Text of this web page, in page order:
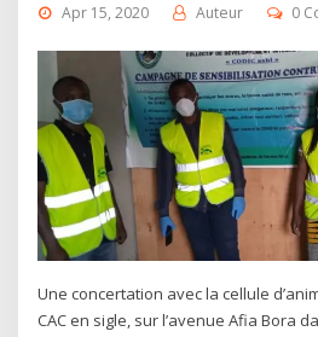
Apr 15, 2020 Auteur 0
Une concertation avec la cellule
CAC en sigle, sur l’avenue Afia Bora